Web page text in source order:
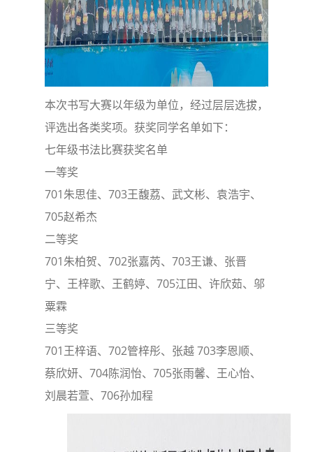
本次书写大赛以年级为单位，经过层层选拔，
评选出各类奖项。获奖同学名单如下：
七年级书法比赛获奖名单
一等奖
701朱思佳、703王馥荔、武文彬、袁浩宇、
705赵希杰
二等奖
701朱柏贺、702张嘉芮、703王谦、张晋
宁、王梓歌、王鹤婷、705江田、许欣茹、邬
粟霖
三等奖
701王梓语、702管梓彤、张越 703李恩顺、
蔡欣妍、704陈润怡、705张雨馨、王心怡、
刘晨若萱、706孙加程